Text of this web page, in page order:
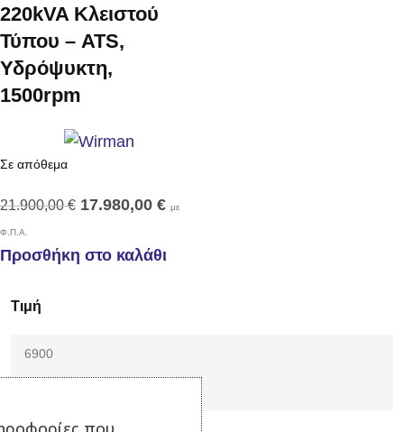
Τιμή
Φιλτράρισμα
220kVA Κλειστού
Τύπου – ATS,
Υδρόψυκτη,
1500rpm
Σε απόθεμα
21.900,00€ 17.980,00 € με
Φ.Π.Α.
Προσθήκη στο καλάθι